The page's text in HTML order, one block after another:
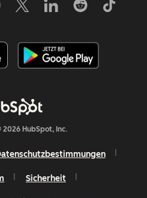
HubSpot, Inc.
Sicherheit